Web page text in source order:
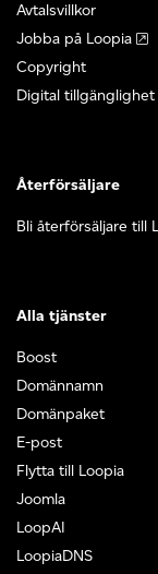
Avtalsvillkor
Jobba på Loopia
Copyright
Digital tillgänglighet
Återförsäljare
Bli återförsäljare till
Alla tjänster
Boost
Domännamn
Domänpaket
E-post
Flytta till Loopia
Joomla
LoopAI
LoopiaDNS